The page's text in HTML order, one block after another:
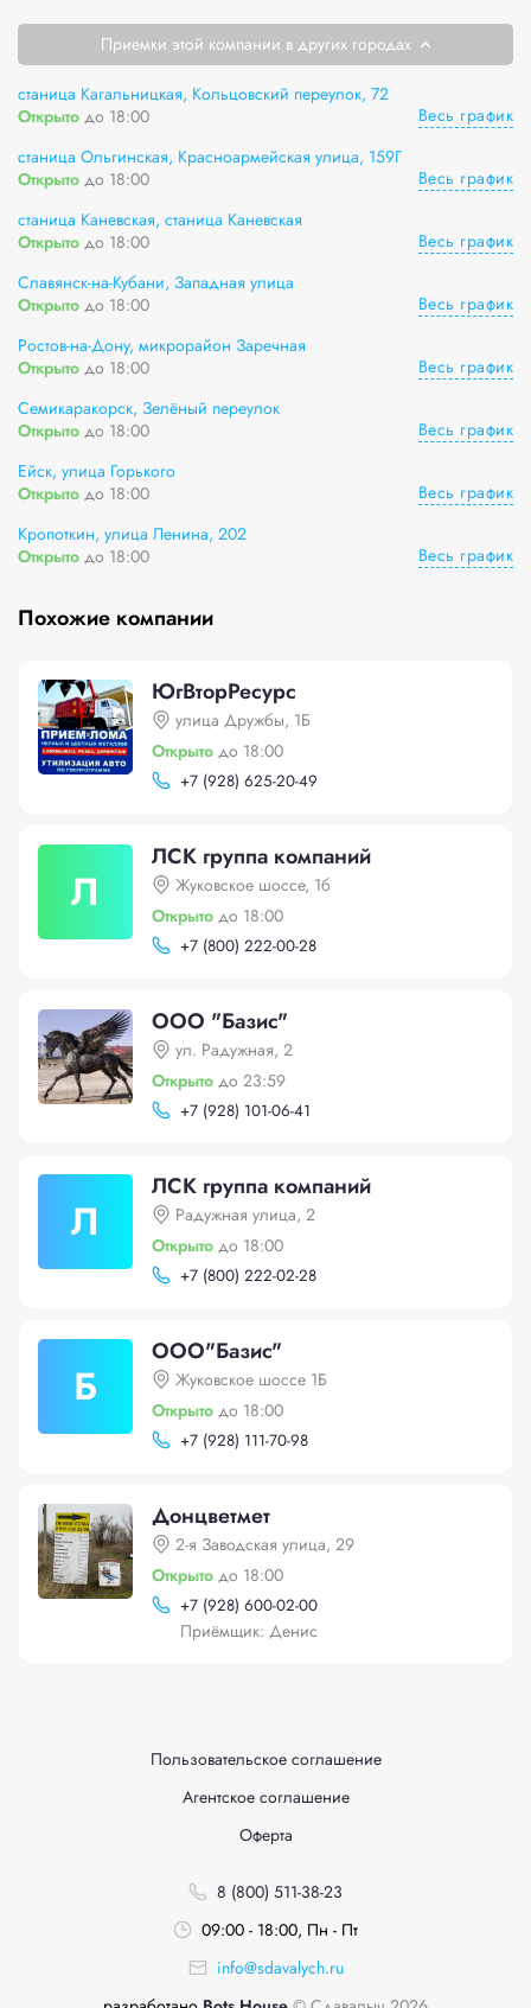
Приемки этой компании в других городах
станица Кагальницкая, Кольцовский переулок, 72
Открыто до 18:00
Весь график
станица Ольгинская, Красноармейская улица, 159Г
Открыто до 18:00
Весь график
станица Каневская, станица Каневская
Открыто до 18:00
Весь график
Славянск-на-Кубани, Западная улица
Открыто до 18:00
Весь график
Ростов-на-Дону, микрорайон Заречная
Открыто до 18:00
Весь график
Семикаракорск, Зелёный переулок
Открыто до 18:00
Весь график
Ейск, улица Горького
Открыто до 18:00
Весь график
Кропоткин, улица Ленина, 202
Открыто до 18:00 Весь график
Похожие компании
ЮгВторРесурс
улица Дружбы, 1Б
Открыто до 18:00
+7 (928) 625-20-49
Л
ЛСК группа компаний
Жуковское шоссе, 1б
Открыто до 18:00
+7 (800) 222-00-28
ООО "Базис"
ул. Радужная, 2
Открыто до 23:59
+7 (928) 101-06-41
Л
ЛСК группа компаний
Радужная улица, 2
Открыто до 18:00
+7 (800) 222-02-28
Б
ООО"Базис"
Жуковское шоссе 1Б
Открыто до 18:00
+7 (928) 111-70-98
Донцветмет
2-я Заводская улица, 29
Открыто до 18:00
+7 (928) 600-02-00
Приёмщик: Денис
Пользовательское соглашение
Агентское соглашение
Оферта
8 (800) 511-38-23
09:00 - 18:00, Пн - Пт
info@sdavalych.ru